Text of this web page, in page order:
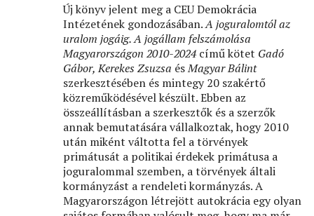
Új könyv jelent meg a CEU Demokrácia
Intézetének gondozásában.A joguralomtól az
uralom jogáig. A jogállam felszámolása
Magyarországon 2010-2024című kötet Gadó
Gábor, Kerekes Zsuzsa ésMagyar Bálint
szerkesztésében és mintegy 20 szakértő
közreműködésével készült. Ebben az
összeállításban a szerkesztők és a szerzők
annak bemutatására vállalkoztak, hogy 2010
után miként váltotta fel a törvények
primátusát a politikai érdekek primátusa a
joguralommal szemben, a törvények általi
kormányzást a rendeleti kormányzás. A
Magyarországon létrejött autokrácia egy olyan